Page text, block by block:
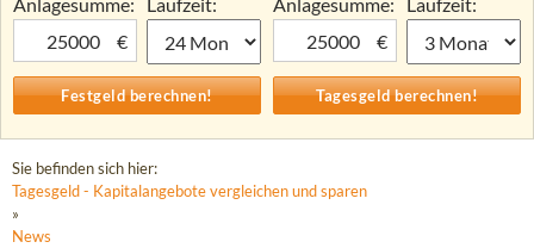
€
€
Sie befinden sich hier:
Tagesgeld - Kapitalangebote vergleichen und sparen
»
News